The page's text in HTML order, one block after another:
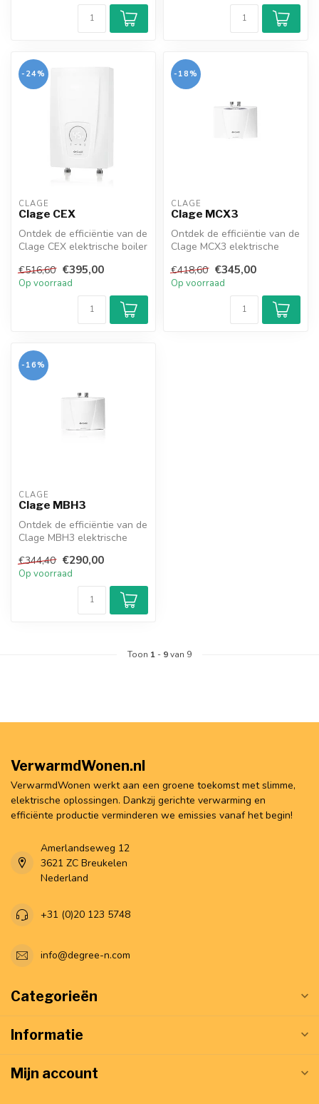
-24%
CLAGE
Clage CEX
Ontdek de efficiëntie van de
Clage CEX elektrische boiler
€516,60 €395,00
Op voorraad
-18%
CLAGE
Clage MCX3
Ontdek de efficiëntie van de
Clage MCX3 elektrische
Comp...
€418,60 €345,00
Op voorraad
-16%
CLAGE
Clage MBH3
Ontdek de efficiëntie van de
Clage MBH3 elektrische
Comp...
€344,40 €290,00
Op voorraad
Toon 1 - 9van 9
VerwarmdWonen.nl
VerwarmdWonen werkt aan een groene toekomst met slimme,
elektrische oplossingen. Dankzij gerichte verwarming en
efficiënte productie verminderen we emissies vanaf het begin!
Amerlandseweg 12
3621 ZC Breukelen
Nederland
+31 (0)20 123 5748
info@degree-n.com
Categorieën
Informatie
Mijn account